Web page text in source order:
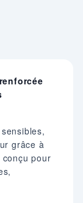
grâce à
pour